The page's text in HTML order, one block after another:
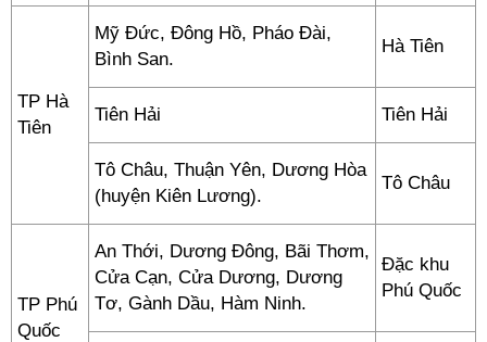
TP Hà
Tiên
Mỹ Đức, Đông Hồ, Pháo Đài,
Bình San.
Hà Tiên
Tiên Hải Tiên Hải
Tô Châu, Thuận Yên, Dương Hòa
(huyện Kiên Lương).
Tô Châu
TP Phú
Quốc
An Thới, Dương Đông, Bãi Thơm,
Cửa Cạn, Cửa Dương, Dương
Tơ, Gành Dầu, Hàm Ninh.
Đặc khu
Phú Quốc